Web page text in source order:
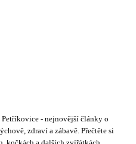
- nejnovější články o
zdraví a zábavě. Přečtěte si